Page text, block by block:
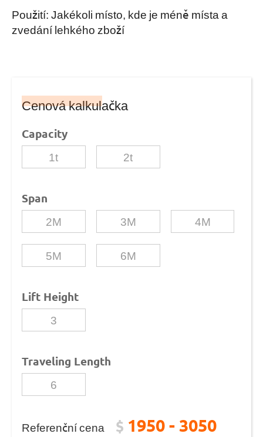
Použití: Jakékoli místo, kde je méně místa a
zvedání lehkého zboží
Cenová kalkulačka
Capacity
1t 2t
Span
2M 3M 4M
5M 6M
Lift Height
3
Traveling Length
6
Referenční cena $ 1950 - 3050